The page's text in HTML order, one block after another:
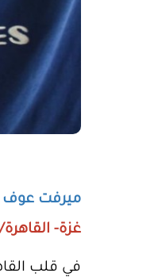
ميرفت عوف
غزة-
في قلب